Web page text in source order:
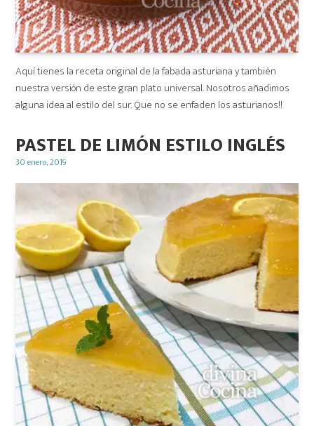
Aquí tienes la receta original de la fabada asturiana y también
nuestra versión de este gran plato universal. Nosotros añadimos
alguna idea al estilo del sur. Que no se enfaden los asturianos!!
PASTEL DE LIMÓN ESTILO INGLÉS
Posted
30 enero, 2019